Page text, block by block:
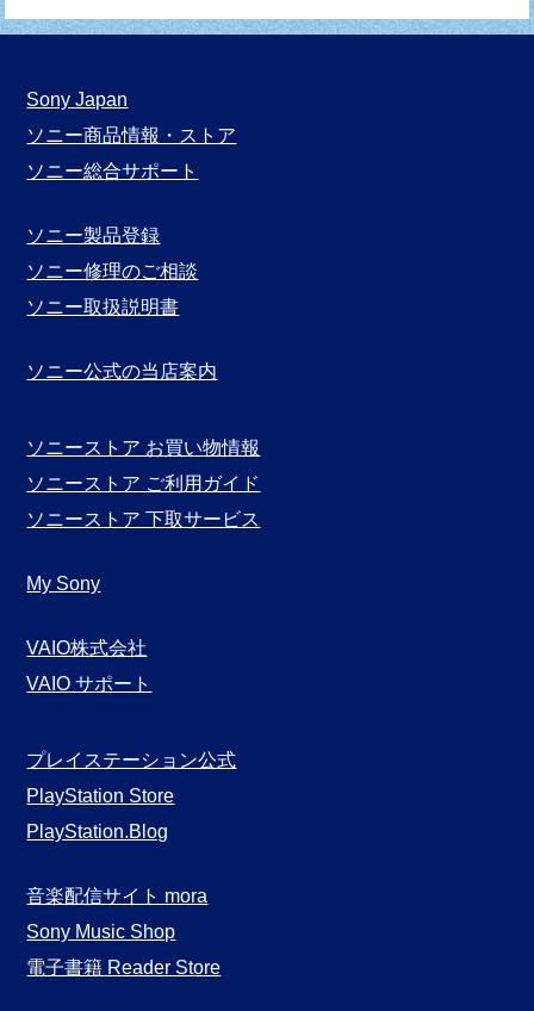
ン
月
別
表
Sony Japan
ソニー商品情報・ストア
ソニー総合サポート
ソニー製品登録
ソニー修理のご相談
ソニー取扱説明書
ソニー公式の当店案内
ソニーストア お買い物情報
ソニーストア ご利用ガイド
ソニーストア 下取サービス
My Sony
VAIO株式会社
VAIO サポート
プレイステーション公式
PlayStation Store
PlayStation.Blog
音楽配信サイト mora
Sony Music Shop
電子書籍 Reader Store